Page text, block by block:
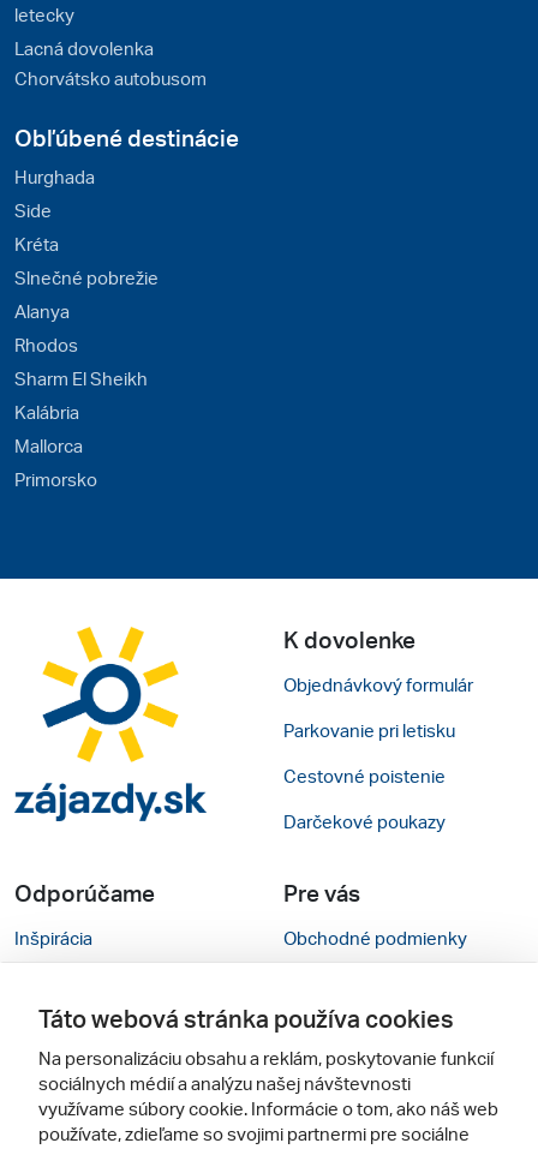
letecky
Lacná dovolenka
Chorvátsko autobusom
Obľúbené destinácie
Hurghada
Side
Kréta
Slnečné pobrežie
Alanya
Rhodos
Sharm El Sheikh
Kalábria
Mallorca
Primorsko
K dovolenke
Objednávkový formulár
Parkovanie pri letisku
Cestovné poistenie
Darčekové poukazy
Odporúčame
Inšpirácia
Cestovné kancelárie
Zájezdy.cz
Pre vás
Obchodné podmienky
Nastavenie cookies
Verzia webu pre PC
Táto webová stránka používa cookies
Na personalizáciu obsahu a reklám, poskytovanie funkcií
sociálnych médií a analýzu našej návštevnosti
využívame súbory cookie. Informácie o tom, ako náš web
používate, zdieľame so svojimi partnermi pre sociálne